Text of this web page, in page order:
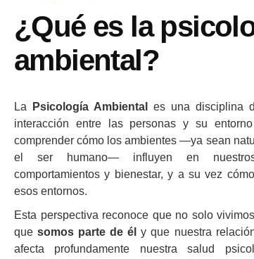
¿Qué es la
ambiental?
La Psicología Ambiental
es una disciplina
interacción entre las personas y su
comprender cómo los ambientes —ya sean
el ser humano— influyen en nuestros
comportamientos y bienestar, y a su vez
esos entornos.
Esta perspectiva reconoce que no solo
quesomos parte de él y que nuestra
afecta profundamente nuestra salud